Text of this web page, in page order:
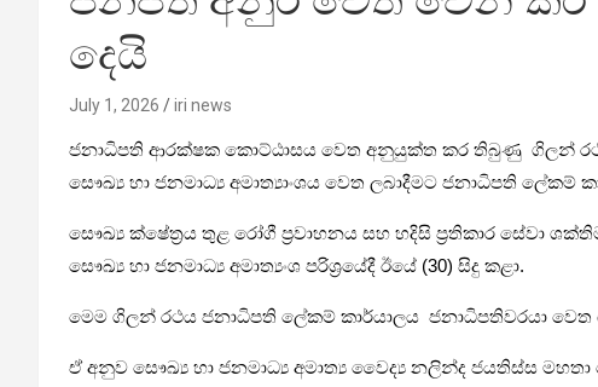
දෙයි
July 1, 2026 iri news
ජනාධිපති ආරක්ෂක කොට්ඨාසය වෙත අනුයුක්ත කර තිබුණු ගිලන්
සෞඛ්‍ය හා ජනමාධ්‍ය අමාත්‍යාංශය වෙත ලබාදීමට ජනාධිපති ලේකම්
සෞඛ්‍ය ක්ෂේත්‍රය තුළ රෝගී ප්‍රවාහනය සහ හදිසි ප්‍රතිකාර සේවා
සෞඛ්‍ය හා ජනමාධ්‍ය අමාත්‍යංශ පරිශ්‍රයේදී ඊයේ (30) සිදු කළා.
මෙම ගිලන් රථය ජනාධිපති ලේකම් කාර්යාලය ජනාධිපතිවරයා
ඒ අනුව සෞඛ්‍ය හා ජනමාධ්‍ය අමාත්‍ය වෛද්‍ය නලින්ද ජයතිස්ස